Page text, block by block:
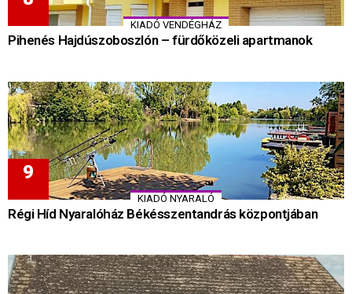
KIADÓ VENDÉGHÁZ
Pihenés Hajdúszoboszlón – fürdőközeli apartmanok
KIADÓ NYARALÓ
Régi Híd Nyaralóház Békésszentandrás központjában